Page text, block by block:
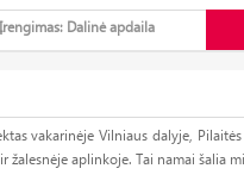
būstas.
arba sandėliukais.
kokybiškos, sertifikuotos
viešasis transportas – miesto
ne tik patogi vieta, jauki aplinka,
sandėliukais sublokuotų butų.
7 skirtingus suplanavimus.
vitrininiai langai.
Įrengimas: Dalinė apdaila
vakarinėje Vilniaus dalyje,
aplinkoje. Tai namai šalia